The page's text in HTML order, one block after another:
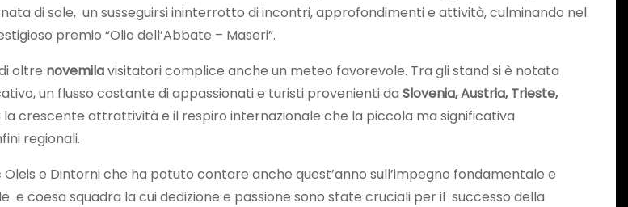
di sole, un susseguirsi ininterrotto di incontri, approfondimenti e attività, culminando nel
premio “Olio dell’Abbate – Maseri”.
oltre novemilavisitatori complice anche un meteo favorevole. Tra gli stand si è notata
un flusso costante di appassionati e turisti provenienti da Slovenia, Austria, Trieste,
crescente attrattività e il respiro internazionale che la piccola ma significativa
regionali.
e Dintorni che ha potuto contare anche quest’anno sull’impegno fondamentale e
e coesa squadra la cui dedizione e passione sono state cruciali per il successo della